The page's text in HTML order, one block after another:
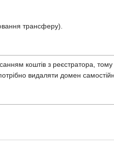
трансферу).
коштів з реєстратора,
видаляти домен